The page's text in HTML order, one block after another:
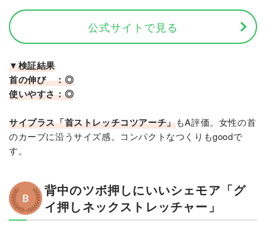
公式サイトで見る
▼検証結果
首の伸び ：◎
使いやすさ：◎
サイプラス「首ストレッチコツアーチ」もA評価。女性の首
のカーブに沿うサイズ感。コンパクトなつくりもgoodで
す。
背中のツボ押しにいいシェモア「グ
イ押しネックストレッチャー」